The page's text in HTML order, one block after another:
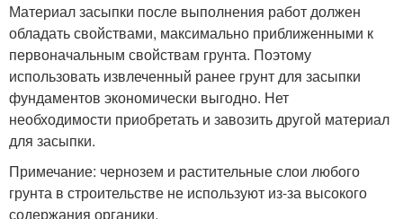
Материал засыпки после выполнения работ должен
обладать свойствами, максимально приближенными к
первоначальным свойствам грунта. Поэтому
использовать извлеченный ранее грунт для засыпки
фундаментов экономически выгодно. Нет
необходимости приобретать и завозить другой материал
для засыпки.
Примечание: чернозем и растительные слои любого
грунта в строительстве не используют из-за высокого
содержания органики.